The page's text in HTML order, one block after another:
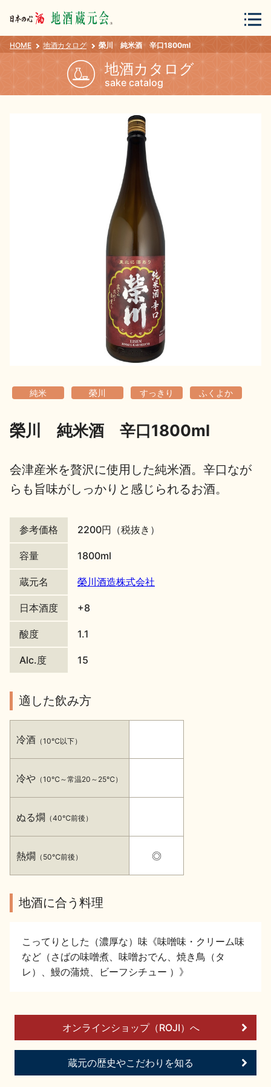
会員登録 ログイン
地酒カタログ
地酒解体新書
お楽しみコンテンツ
歳時記 地酒蔵元会検定
日本酒の楽しみ方特集
地酒・イベント情報
イベント情報TOP
美味しい地酒の選び方
HOME 地酒カタログ 榮川 純米酒 辛口1800ml
地酒カタログ
sake catalog
純米 榮川 すっきり ふくよか
榮川 純米酒 辛口1800ml
会津産米を贅沢に使用した純米酒。辛口なが
らも旨味がしっかりと感じられるお酒。
参考価格 2200円（税抜き）
容量 1800ml
蔵元名 榮川酒造株式会社
日本酒度 +8
酸度 1.1
Alc.度 15
適した飲み方
冷酒 （10℃以下）
冷や （10℃～常温20～25℃）
ぬる燗 （40℃前後）
熱燗 （50℃前後） ◎
地酒に合う料理
こってりとした（濃厚な）味《味噌味・クリーム味
など（さばの味噌煮、味噌おでん、焼き鳥（タ
レ）、鰻の蒲焼、ビーフシチュー ）》
オンラインショップ（ROJI）へ
蔵元の歴史やこだわりを知る